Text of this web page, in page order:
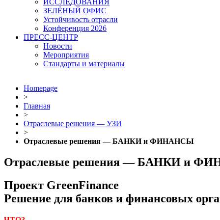
ИССЛЕДОВАНИЯ
ЗЕЛЁНЫЙ ОФИС
Устойчивость отрасли
Конференция 2026
ПРЕСС-ЦЕНТР
Новости
Мероприятия
Стандарты и материалы
Homepage
>
Главная
>
Отраслевые решения — УЗИ
>
Отраслевые решения — БАНКИ и ФИНАНСЫ
Отраслевые решения — БАНКИ и
Проект GreenFinance
Решение для банков и финансовых